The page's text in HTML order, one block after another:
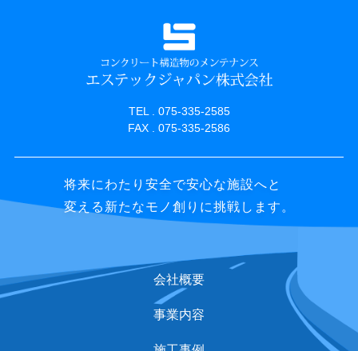
TEL . 075-335-2585
FAX . 075-335-2586
将来にわたり安全で安心な施設へと
変える新たなモノ創りに挑戦します。
会社概要
事業内容